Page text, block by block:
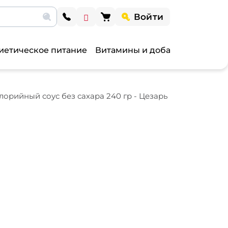
Войти
питание Витамины и добавки
соус без сахара 240 гр - Цезарь